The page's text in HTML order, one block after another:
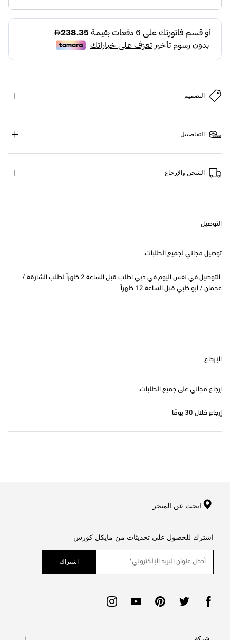
التصميم
التفاصييل
الشحن والإرجاع
التوصيل
توصيل مجاني لجميع الطلبات.
التوصيل في نفس اليوم في دبي اطلب قبل الساعة 2 ظهراً لطلب الشارقة /
عجمان / أبو ظبي قبل الساعة 12 ظهراً
الإرجاع
إرجاع مجاني على جميع الطلبات.
إرجاع خلال 30 يومًا
ابحث عن المتجر
اشترك للحصول على تحديثات من مايكل كورس
اشتراك